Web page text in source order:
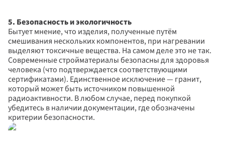
5. Безопасность и экологичность
Бытует мнение, что изделия, полученные путём
смешивания нескольких компонентов, при нагревании
выделяют токсичные вещества. На самом деле это не так.
Современные стройматериалы безопасны для здоровья
человека (что подтверждается соответствующими
сертификатами). Единственное исключение — гранит,
который может быть источником повышенной
радиоактивности. В любом случае, перед покупкой
убедитесь в наличии документации, где обозначены
критерии безопасности.